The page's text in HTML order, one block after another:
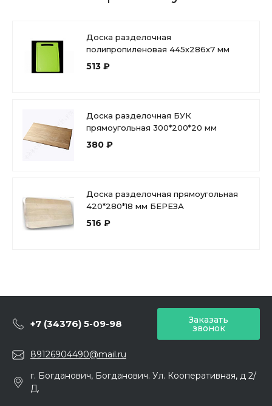
Доска разделочная
полипропиленовая 445х286х7 мм
513 ₽
Доска разделочная БУК
прямоугольная 300*200*20 мм
380 ₽
Доска разделочная прямоугольная
420*280*18 мм БЕРЕЗА
516 ₽
+7 (34376) 5-09-98 Заказать
звонок
89126904490@mail.ru
г. Богданович, Богданович. Ул. Кооперативная, д 2/
Д.